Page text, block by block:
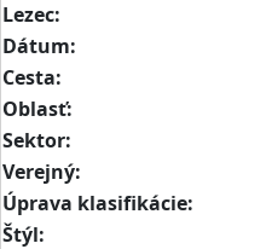
Lezec:
Dátum:
Cesta:
Oblasť:
Sektor:
Verejný:
Úprava klasifikácie:
Štýl: